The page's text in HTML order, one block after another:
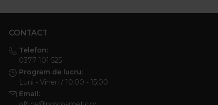
CONTACT
Telefon:
0377 101 525
Program de lucru:
Luni - Vineri / 10:00 - 15:00
Email: